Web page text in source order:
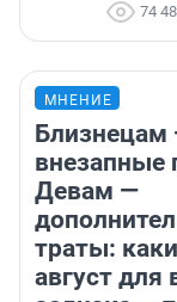
74
МНЕНИЕ
Близнецам
внезапные
Девам —
траты:
август для